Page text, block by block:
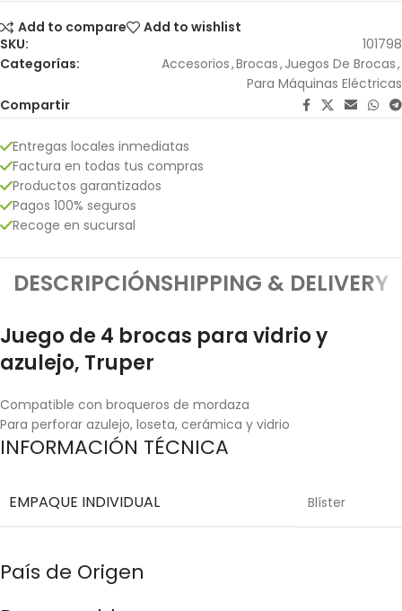
Add to compare
Add to wishlist
SKU:
101798
Categorías:
Accesorios,Brocas,Juegos De Brocas,
Para Máquinas Eléctricas
Compartir
Entregas locales inmediatas
Factura en todas tus compras
Productos garantizados
Pagos 100% seguros
Recoge en sucursal
DESCRIPCIÓNSHIPPING & DELIVERY
Juego de 4 brocas para vidrio y
azulejo, Truper
Compatible con broqueros de mordaza
Para perforar azulejo, loseta, cerámica y vidrio
INFORMACIÓN TÉCNICA
EMPAQUE INDIVIDUAL Blíster
País de Origen